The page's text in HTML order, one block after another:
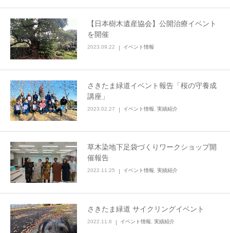
【日本樹木遺産協会】公開治療イベント
を開催
2023.09.22 イベント情報
さきたま緑道イベント報告「桜の守養成
講座」
2023.02.27 イベント情報 実績紹介
草木染地下足袋づくりワークショップ開
催報告
2022.11.25 イベント情報, 実績紹介
さきたま緑道 サイクリングイベント
2022.11.6 イベント情報, 実績紹介